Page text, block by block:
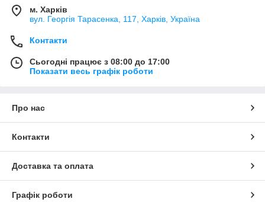
м. Харків
вул. Георгія Тарасенка, 117, Харків, Україна
Контакти
Сьогодні працює з 08:00 до 17:00
Показати весь графік роботи
Про нас
Контакти
Доставка та оплата
Графік роботи